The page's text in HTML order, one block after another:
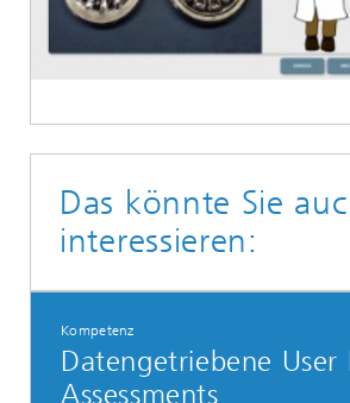
Das könnte Sie
interessieren:
Kompetenz
Datengetriebene User
Assessments